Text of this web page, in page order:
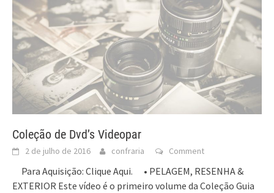
Coleção de Dvd’s Videopar
2 de julho de 2016 confraria Comment
Para Aquisição: Clique Aqui. • PELAGEM, RESENHA &
EXTERIOR Este vídeo é o primeiro volume da Coleção Guia